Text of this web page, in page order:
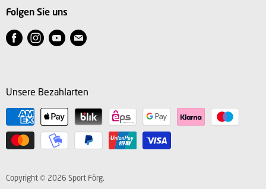
Folgen Sie uns
FindenFindenFinden
auf
Finden
Mail
Copyright © 2026 Sport Förg.
Unsere Bezahlarten